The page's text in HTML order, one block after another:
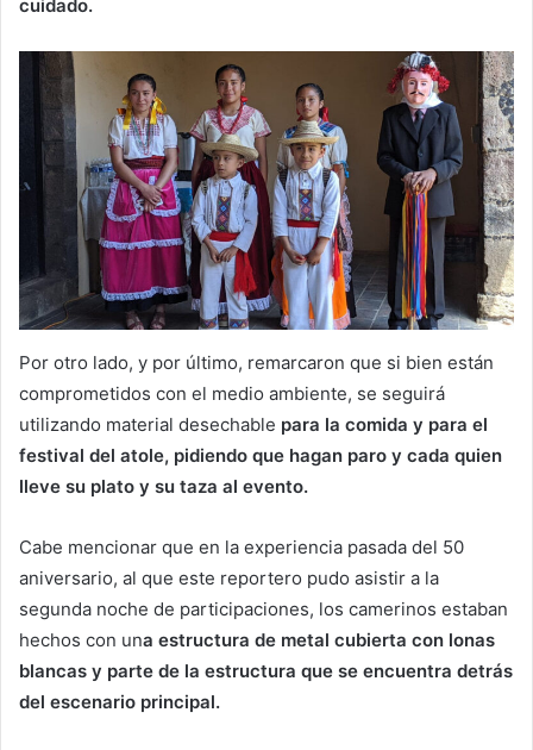
cuidado.
Por otro lado, y por último, remarcaron que si bien están
comprometidos con el medio ambiente, se seguirá
utilizando material desechable para la comida y para el
festival del atole, pidiendo que hagan paro y cada quien
lleve su plato y su taza al evento.
Cabe mencionar que en la experiencia pasada del 50
aniversario, al que este reportero pudo asistir a la
segunda noche de participaciones, los camerinos estaban
hechos con una estructura de metal cubierta con lonas
blancas y parte de la estructura que se encuentra detrás
del escenario principal.